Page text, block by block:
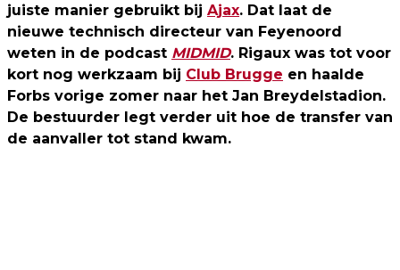
juiste manier gebruikt bij Ajax. Dat laat de
nieuwe technisch directeur van Feyenoord
weten in de podcast MIDMID. Rigaux was tot voor
kort nog werkzaam bij Club Brugge en haalde
Forbs vorige zomer naar het Jan Breydelstadion.
De bestuurder legt verder uit hoe de transfer van
de aanvaller tot stand kwam.